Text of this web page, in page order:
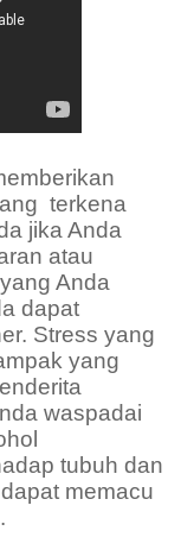
terkena
jika Anda
atau
Anda
dapat
Stress yang
yang
waspadai
tubuh dan
memacu